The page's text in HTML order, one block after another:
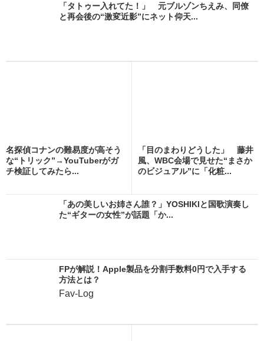
「タトゥー入れてた！」 元ブルゾンちえみ、同僚
と再会後の“激変近影”にネット仰天...
名探偵コナンの難易度が高そう
な“トリック”→YouTuberがガ
チ検証してみたら...
「目のまわりどうした」 藤井
風、WBC会場で見せた“まさか
のビジュアル”に「化粧...
「あの美しいお姉さん誰？」YOSHIKIと国歌演奏し
た“ギターの女性”が話題「か...
FPが解説！Apple製品を分割手数料0円で入手する
方法とは？
Fav-Log